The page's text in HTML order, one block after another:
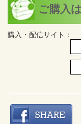
ご購入
購入・配信サイト：